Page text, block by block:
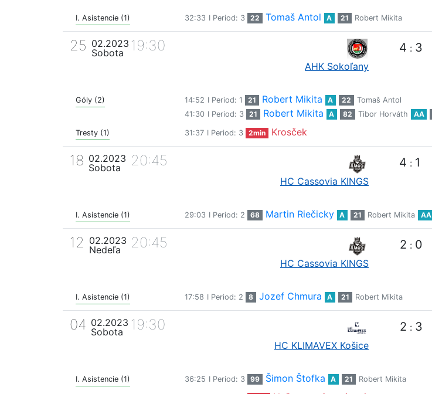
I. Asistencie (1) 32:33 I Period: 3 22 Tomaš Antol A 21 Robert Mikita
25 02.2023
Sobota
19:30
AHK Sokoľany
4 : 3
Góly (2) 14:52 I Period: 1 21 Robert Mikita A 22
Tomaš Antol
41:30 I Period: 3 21 Robert Mikita A 82 Tibor Horváth AA
Tresty (1) 31:37 I Period: 3 2min Krosček
18 02.2023
Sobota
20:45
HC Cassovia KINGS
4 : 1
I. Asistencie (1) 29:03 I Period: 2 68 Martin Riečicky A 21 Robert Mikita AA
12 02.2023
Nedeľa
20:45
HC Cassovia KINGS
2 : 0
I. Asistencie (1) 17:58 I Period: 2 8 Jozef Chmura A 21 Robert Mikita
04 02.2023
Sobota
19:30
HC KLIMAVEX Košice
2 : 3
I. Asistencie (1) 36:25 I Period: 3 99 Šimon Štofka A 21 Robert Mikita